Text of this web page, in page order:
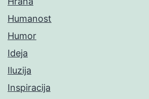
Humanost
Humor
Ideja
Iluzija
Inspiracija